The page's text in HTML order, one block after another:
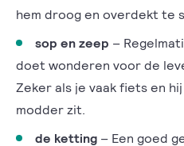
hem droog en overdekt te
sop en zeep –
doet wonderen voor de
Zeker als je vaak fiets en
modder zit.
de ketting – Een goed